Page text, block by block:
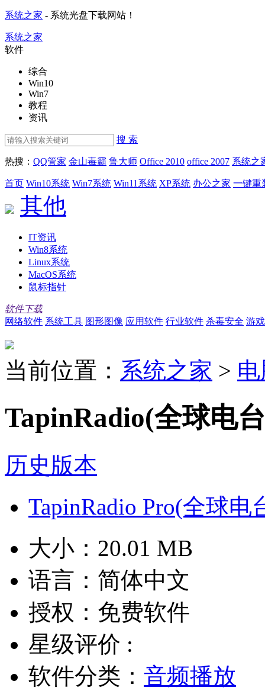
系统之家 - 系统光盘下载网站！
系统之家
软件
综合
Win10
Win7
教程
资讯
搜 索
热搜： QQ管家 金山毒霸 鲁大师 Office 2010 office 2007 系统之
首页 Win10系统 Win7系统 Win11系统 XP系统 办公之家 一键重
其他
IT资讯
Win8系统
Linux系统
MacOS系统
鼠标指针
软件下载
网络软件 系统工具 图形图像 应用软件 行业软件 杀毒安全 游
当前位置： 系统之家 >
TapinRadio(全球电
历史版本
TapinRadio Pro(全球
大小： 20.01 MB
语言： 简体中文
授权： 免费软件
星级评价 :
软件分类： 音频播放